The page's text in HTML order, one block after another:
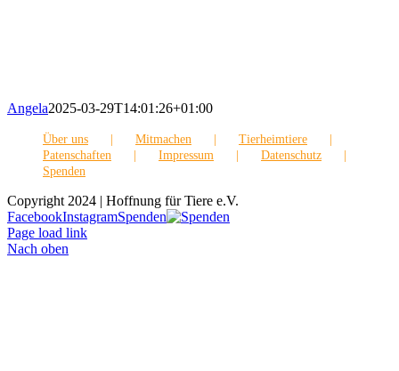
Angela2025-03-29T14:01:26+01:00
Über uns Mitmachen
Tierheimtiere
Patenschaften
Impressum
Datenschutz
Spenden
Copyright 2024 | Hoffnung für Tiere e.V.
FacebookInstagramSpenden
Page load link
Nach oben